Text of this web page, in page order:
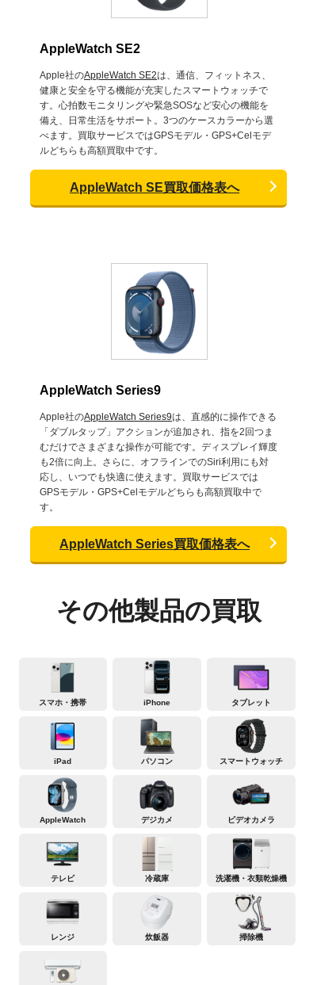
AppleWatch SE2
Apple社のAppleWatch SE2は、通信、フィットネス、
健康と安全を守る機能が充実したスマートウォッチで
す。心拍数モニタリングや緊急SOSなど安心の機能を
備え、日常生活をサポート。3つのケースカラーから選
べます。買取サービスではGPSモデル・GPS+Celモデ
ルどちらも高額買取中です。
AppleWatch SE買取価格表へ
AppleWatch Series9
Apple社のAppleWatch Series9は、直感的に操作できる
「ダブルタップ」アクションが追加され、指を2回つま
むだけでさまざまな操作が可能です。ディスプレイ輝度
も2倍に向上。さらに、オフラインでのSiri利用にも対
応し、いつでも快適に使えます。買取サービスでは
GPSモデル・GPS+Celモデルどちらも高額買取中で
す。
AppleWatch Series買取価格表へ
その他製品の買取
スマホ・携帯 iPhone タブレット
iPad パソコン スマートウォッチ
AppleWatch デジカメ ビデオカメラ
テレビ 冷蔵庫 洗濯機・衣類乾燥機
レンジ 炊飯器 掃除機